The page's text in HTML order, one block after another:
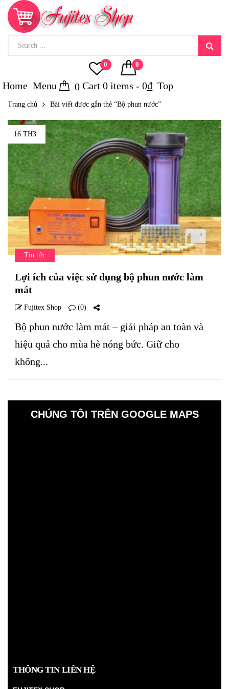
0 0
Home Menu 0 Cart 0 items - 0₫ Top
Trang chủ Bài viết được gắn thẻ “Bộ phun nước”
16 TH3
Tin tức
Lợi ích của việc sử dụng bộ phun nước làm
mát
Fujitex Shop (0)
Bộ phun nước làm mát – giải pháp an toàn và
hiệu quả cho mùa hè nóng bức. Giữ cho
không...
CHÚNG TÔI TRÊN GOOGLE MAPS
THÔNG TIN LIÊN HỆ